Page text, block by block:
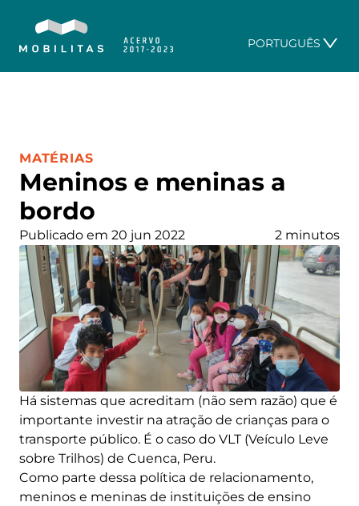
PORTUGUÊS
Meninos e meninas a
bordo
CATEGORIA:
MATÉRIAS
Publicado em 20 jun 2022 2 minutos
Há sistemas que acreditam (não sem razão) que é
importante investir na atração de crianças para o
transporte público. É o caso do VLT (Veículo Leve
sobre Trilhos) de Cuenca, Peru.
Como parte dessa política de relacionamento,
meninos e meninas de instituições de ensino